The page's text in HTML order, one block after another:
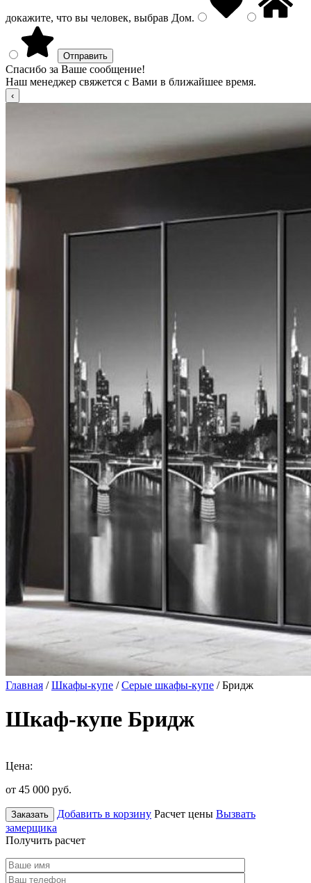
докажите, что вы человек, выбрав Дом.
Спасибо за Ваше сообщение!
Наш менеджер свяжется с Вами в ближайшее время.
Главная /Шкафы-купе /Серые шкафы-купе / Бридж
Шкаф-купе Бридж
Цена:
от 45 000 руб.
Заказать Добавить в корзину Расчет цены Вызвать
замерщика
Получить расчет